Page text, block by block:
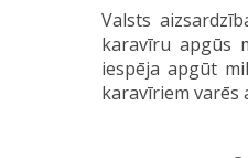
Valsts
karavīru apgūs
iespēja apgūt
karavīriem varēs